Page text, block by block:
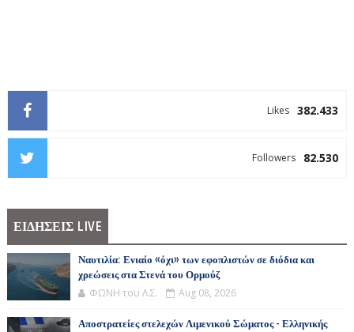
382.433
Likes
82.530
Followers
ΕΙΔΗΣΕΙΣ LIVE
Ναυτιλία: Ενιαίο «όχι» των εφοπλιστών σε διόδια και
χρεώσεις στα Στενά του Ορμούζ
ΦΩΝΗ του Λ.Σ. Aug 08, 2026
Αποστρατείες στελεχών Λιμενικού Σώματος - Ελληνικής